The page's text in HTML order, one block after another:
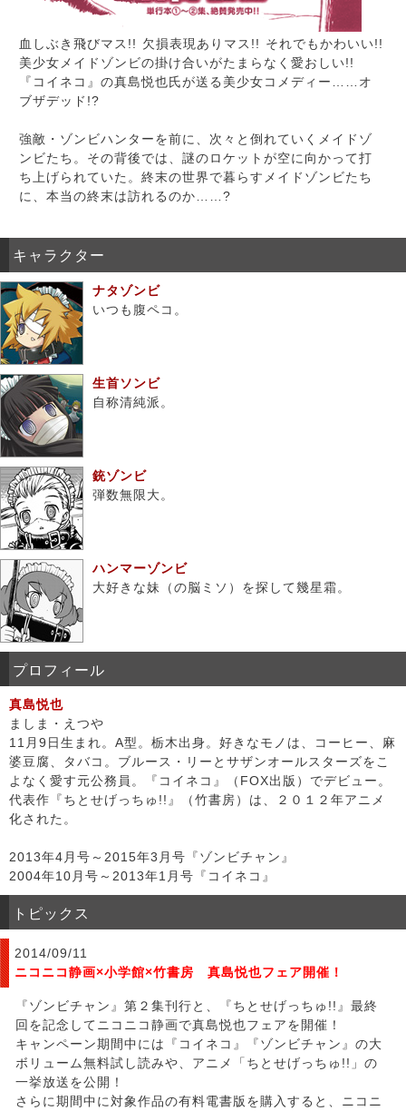
血しぶき飛びマス!! 欠損表現ありマス!! それでもかわいい!!
美少女メイドゾンビの掛け合いがたまらなく愛おしい!!
『コイネコ』の真島悦也氏が送る美少女コメディー……オ
ブザデッド!?
強敵・ゾンビハンターを前に、次々と倒れていくメイドゾ
ンビたち。その背後では、謎のロケットが空に向かって打
ち上げられていた。終末の世界で暮らすメイドゾンビたち
に、本当の終末は訪れるのか……?
キャラクター
ナタゾンビ
いつも腹ペコ。
生首ソンビ
自称清純派。
銃ゾンビ
弾数無限大。
ハンマーゾンビ
大好きな妹（の脳ミソ）を探して幾星霜。
プロフィール
真島悦也
ましま・えつや
11月9日生まれ。A型。栃木出身。好きなモノは、コーヒー、麻
婆豆腐、タバコ。ブルース・リーとサザンオールスターズをこ
よなく愛す元公務員。『コイネコ』（FOX出版）でデビュー。
代表作『ちとせげっちゅ!!』（竹書房）は、２０１２年アニメ
化された。
2013年4月号～2015年3月号『ゾンビチャン』
2004年10月号～2013年1月号『コイネコ』
トピックス
2014/09/11
ニコニコ静画×小学館×竹書房 真島悦也フェア開催！
『ゾンビチャン』第２集刊行と、『ちとせげっちゅ!!』最終
回を記念してニコニコ静画で真島悦也フェアを開催！
キャンペーン期間中には『コイネコ』『ゾンビチャン』の大
ボリューム無料試し読みや、アニメ「ちとせげっちゅ!!」の
一挙放送を公開！
さらに期間中に対象作品の有料電書版を購入すると、ニコニ